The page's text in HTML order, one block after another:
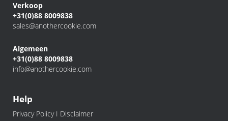
Verkoop
+31(0)88 8009838
sales@anothercookie.com
Algemeen
+31(0)88 8009838
info@anothercookie.com
Help
Privacy Policy I Disclaimer